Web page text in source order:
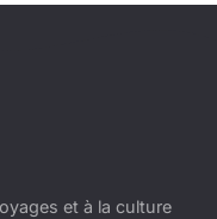
et à la culture